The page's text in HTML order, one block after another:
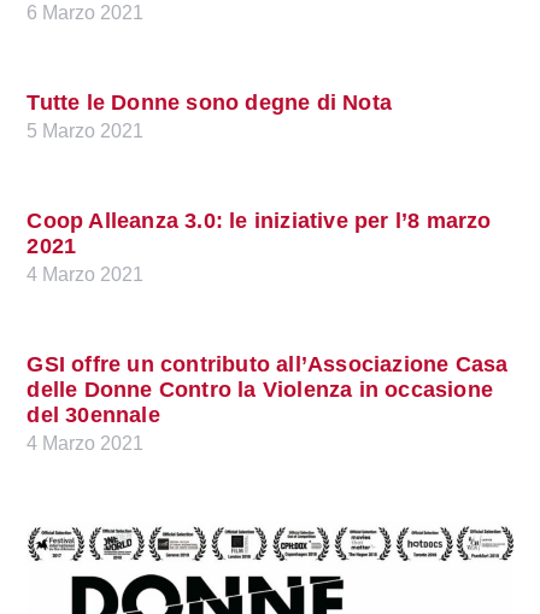
6 Marzo 2021
Tutte le Donne sono degne di Nota
5 Marzo 2021
Coop Alleanza 3.0: le iniziative per l’8 marzo
2021
4 Marzo 2021
GSI offre un contributo all’Associazione Casa
delle Donne Contro la Violenza in occasione
del 30ennale
4 Marzo 2021